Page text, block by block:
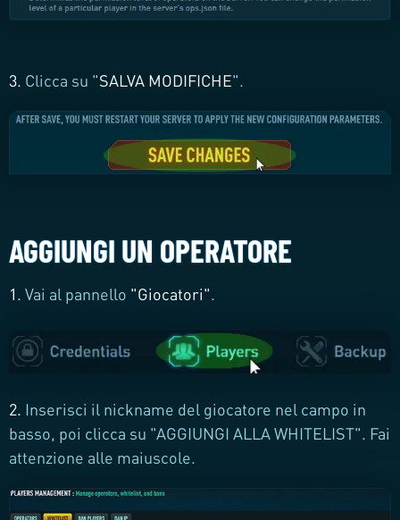
3. Clicca su "SALVA MODIFICHE".
AGGIUNGI UN OPERATORE
1. Vai al pannello "Giocatori".
2. Inserisci il nickname del giocatore nel campo in
basso, poi clicca su "AGGIUNGI ALLA WHITELIST". Fai
attenzione alle maiuscole.